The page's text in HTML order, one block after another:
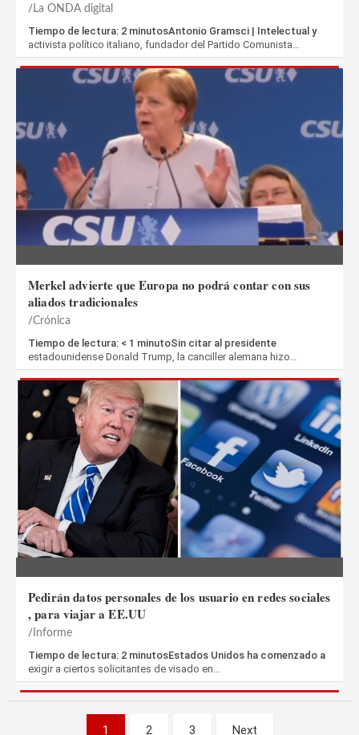
La ONDA digital
Tiempo de lectura: 2 minutosAntonio Gramsci | Intelectual y
activista político italiano, fundador del Partido Comunista…
Merkel advierte que Europa no podrá contar con sus
aliados tradicionales
Crónica
Tiempo de lectura: < 1 minutoSin citar al presidente
estadounidense Donald Trump, la canciller alemana hizo…
Pedirán datos personales de los usuario en redes sociales
, para viajar a EE.UU
Informe
Tiempo de lectura: 2 minutosEstados Unidos ha comenzado a
exigir a ciertos solicitantes de visado en…
Paginación
1 2 3 Next